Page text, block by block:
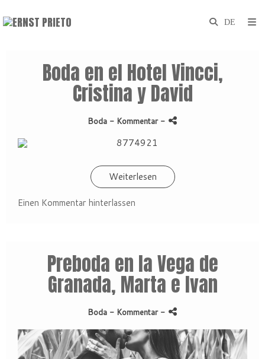
Boda en el Hotel Vincci,
Cristina y David
Boda - Kommentar -
Weiterlesen
Einen Kommentar hinterlassen
Preboda en la Vega de
Granada, Marta e Ivan
Boda - Kommentar -